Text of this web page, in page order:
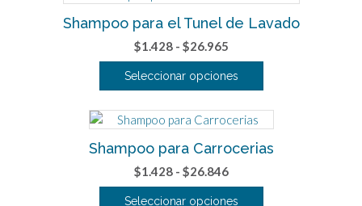
hasta
$94.427
tiene
múltiples
variantes.
Las
opciones
pueden
elegir
en
la
página
Shampoo para el Tunel de Lavado
$1.428 - $26.965Rango
de
precios:
$1.428
hasta
$26.965
Seleccionar opciones
producto
tiene
múltiples
variantes.
Las
Shampoo para Carrocerias
$1.428 - $26.846Rango
de
Seleccionar opciones